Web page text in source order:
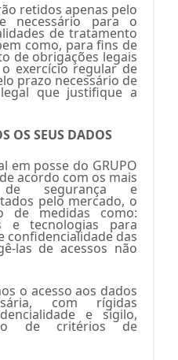
retidos apenas pelo
necessário para o
de tratamento
como, para fins de
de obrigações legais
exercício regular de
prazo necessário de
que justifique a
OS SEUS DADOS
em posse do GRUPO
acordo com os mais
segurança e
pelo mercado, o
de medidas como:
e tecnologias para
confidencialidade das
las de acessos não
o acesso aos dados
com rígidas
e sigilo,
de critérios de